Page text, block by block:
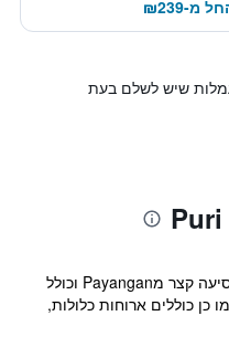
שיש לשלם בעת
ממוקם באובוד, המלון נמצא במרחק נסיעה קצר מPayangan וכולל
כן כוללים ארוחות כלולות,